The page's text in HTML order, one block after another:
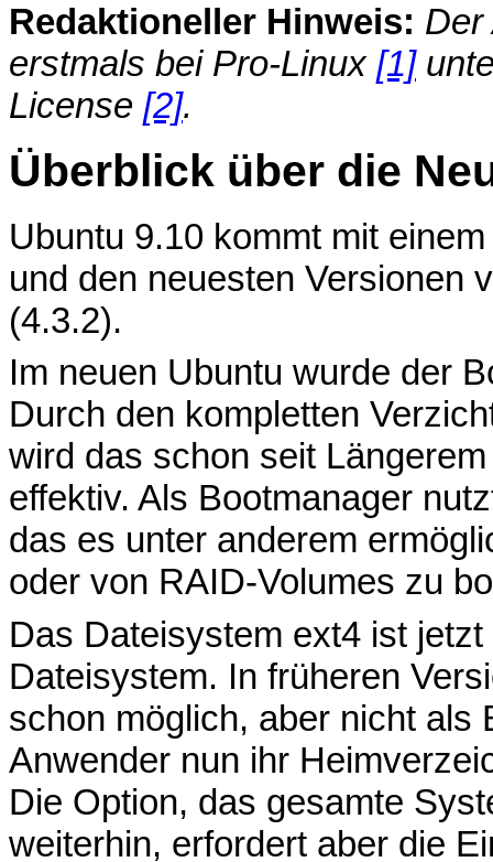
Redaktioneller Hinweis: Der
erstmals bei Pro-Linux [1]
License [2].
Überblick über die
Ubuntu 9.10 kommt mit
und den neuesten Versionen
(4.3.2).
Im neuen Ubuntu wurde der
Durch den kompletten
wird das schon seit
effektiv. Als Bootmanager
das es unter anderem
oder von RAID-Volumes zu
Das Dateisystem ext4 ist
Dateisystem. In früheren
schon möglich, aber nicht als
Anwender nun ihr
Die Option, das gesamte
weiterhin, erfordert aber die